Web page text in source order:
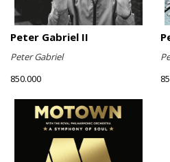
Peter Gabriel II
Peter Gabriel
850.000